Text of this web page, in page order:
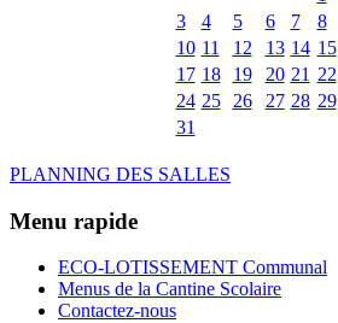
3
4 5 6 7 8
10 11 12 13 14 15
17 18 19 20 21 22
24 25 26 27 28 29
31
PLANNING DES SALLES
Menu rapide
ECO-LOTISSEMENT Communal
Menus de la Cantine Scolaire
Contactez-nous